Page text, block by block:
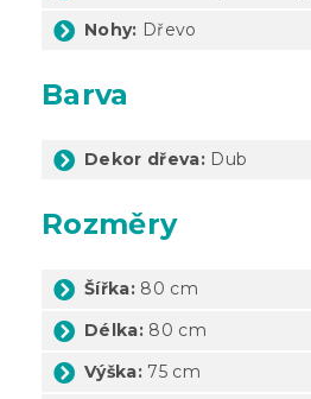
Nohy: Dřevo
Barva
Dekor dřeva: Dub
Rozměry
Šířka: 80 cm
Délka: 80 cm
Výška: 75 cm